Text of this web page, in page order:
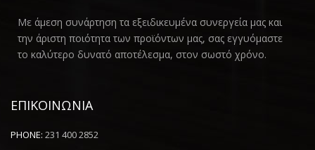
Με άμεση συνάρτηση τα εξειδικευμένα συνεργεία μας και
την άριστη ποιότητα των προϊόντων μας, σας εγγυόμαστε
το καλύτερο δυνατό αποτέλεσμα, στον σωστό χρόνο.
ΕΠΙΚΟΙΝΩΝΙΑ
PHONE: 231 400 2852